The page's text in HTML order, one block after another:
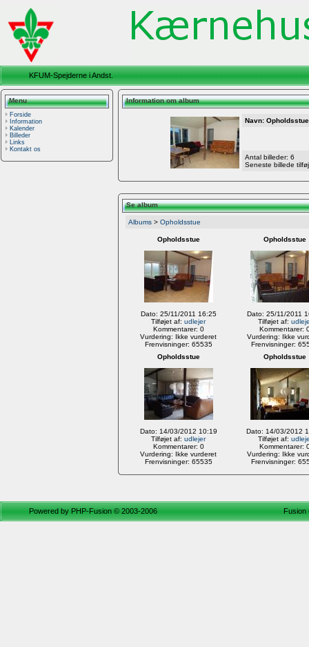
KFUM-Spejderne i Andst.
Menu
Forside
Information
Kalender
Billeder
Links
Kontakt os
Information om album
Navn: Opholdsstue
Antal billeder: 6
Seneste billede
Se album
Albums > Opholdsstue
Opholdsstue
Dato: 25/11/2011 16:25
Tilføjet af: udlejer
Kommentarer: 0
Vurdering: Ikke vurderet
Frenvisninger: 65535
Opholdsstue
Dato: 25/11/2011
Tilføjet af:
Kommentarer:
Vurdering: Ikke
Frenvisninger:
Opholdsstue
Dato: 14/03/2012 10:19
Tilføjet af: udlejer
Kommentarer: 0
Vurdering: Ikke vurderet
Frenvisninger: 65535
Opholdsstue
Dato: 14/03/2012
Tilføjet af:
Kommentarer:
Vurdering: Ikke
Frenvisninger:
Powered byPHP-Fusion© 2003-2006 Fusion